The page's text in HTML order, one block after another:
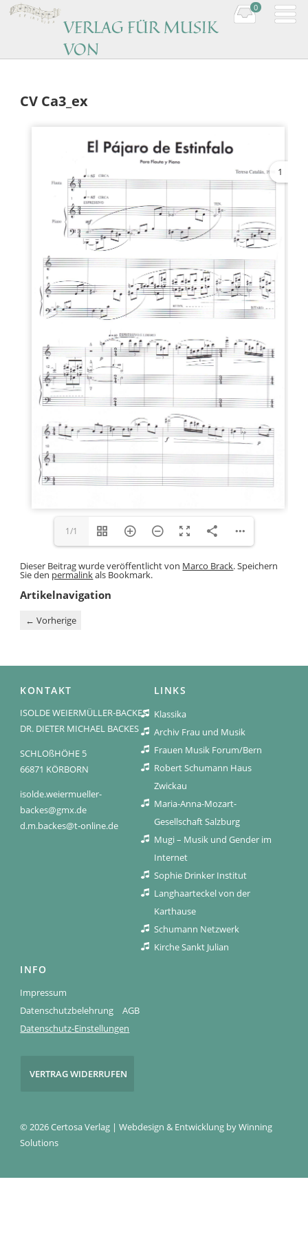
VERLAG FÜR MUSIK
VON
0
CV Ca3_ex
1
1/1
Dieser Beitrag wurde veröffentlicht von Marco Brack. Speichern
Sie den permalinkals Bookmark.
Artikelnavigation
← Vorherige
KONTAKT
ISOLDE WEIERMÜLLER-BACKES
DR. DIETER MICHAEL BACKES
SCHLOßHÖHE 5
66871 KÖRBORN
isolde.weiermueller-
backes@gmx.de
d.m.backes@t-online.de
LINKS
Klassika
Archiv Frau und Musik
Frauen Musik Forum/Bern
Robert Schumann Haus
Zwickau
Maria-Anna-Mozart-
Gesellschaft Salzburg
Mugi – Musik und Gender im
Internet
Sophie Drinker Institut
Langhaarteckel von der
Karthause
Schumann Netzwerk
Kirche Sankt Julian
INFO
Impressum
Datenschutzbelehrung
AGB
Datenschutz-Einstellungen
VERTRAG WIDERRUFEN
© 2026 Certosa Verlag | Webdesign & Entwicklung byWinning
Solutions